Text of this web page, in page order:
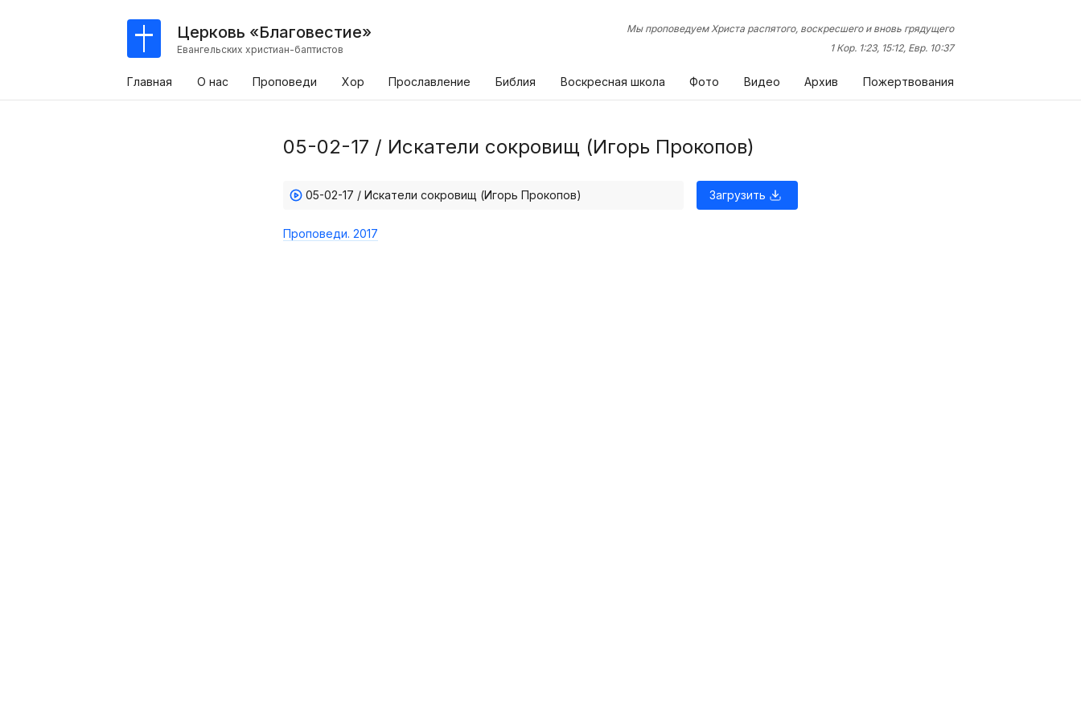
Церковь «Благовестие»
Евангельских христиан-баптистов
Мы проповедуем Христа распятого, воскресшего и вновь грядущего
1 Кор. 1:23, 15:12, Евр. 10:37
Главная О нас Проповеди Хор Прославление Библия Воскресная школа Фото Видео Архив Пожертвования
05-02-17 / Искатели сокровищ (Игорь Прокопов)
Загрузить
05-02-17 / Искатели сокровищ (Игорь Прокопов)
Проповеди. 2017